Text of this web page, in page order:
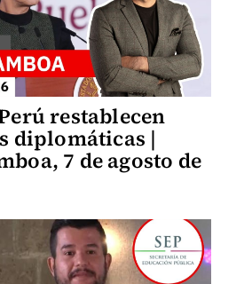
restablecen
diplomáticas |
7 de agosto de